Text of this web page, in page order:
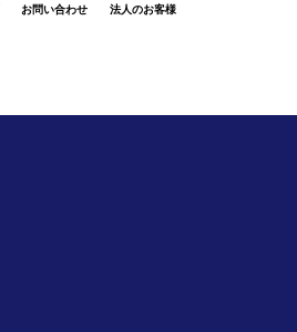
お問い合わせ 法人のお客様